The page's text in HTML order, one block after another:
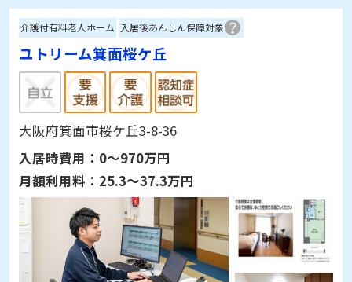
介護付有料老人ホーム 入居後あんしん保障対象
ユトリーム箕面桜ケ丘
大阪府箕面市桜ケ丘3-8-36
入居時費用： 0～970万円
月額利用料： 25.3～37.3万円